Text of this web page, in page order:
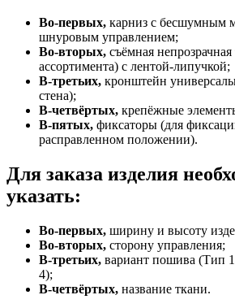
Во-первых, карниз с бесшумным
шнуровым управлением;
Во-вторых, съёмная
ассортимента) с лентой-липучкой;
В-третьих, кронштейн
стена);
В-четвёртых, крепёжные
В-пятых, фиксаторы (для
расправленном положении).
Для заказа изделия
указать:
Во-первых, ширину и высоту
Во-вторых, сторону управления;
В-третьих, вариант пошива (Тип
4);
В-четвёртых, название ткани.